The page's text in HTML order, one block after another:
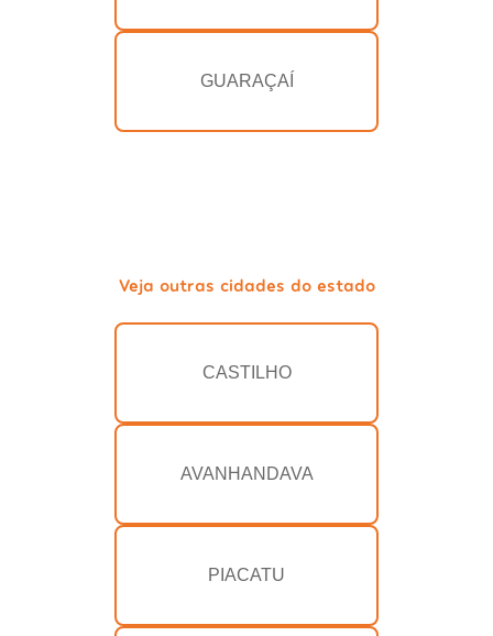
GUARAÇAÍ
Veja outras cidades do estado
CASTILHO
AVANHANDAVA
PIACATU